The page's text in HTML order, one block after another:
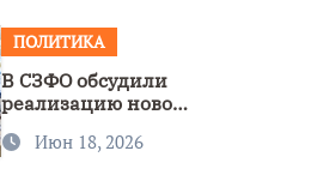
ПОЛИТИКА
В СЗФО обсудили
реализацию новой
нацполитики
Июн 18, 2026